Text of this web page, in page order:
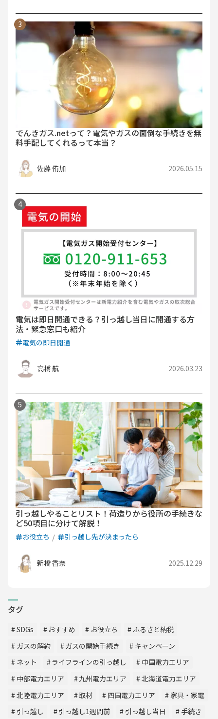
でんきガス.netって？電気やガスの面倒な手続きを無
料手配してくれるって本当？
佐藤 侑加 2026.05.15
電気は即日開通できる？引っ越し当日に開通する方
法・緊急窓口も紹介
電気の即日開通
高橋 航 2026.03.23
引っ越しやることリスト！荷造りから役所の手続きな
ど50項目に分けて解説！
お役立ち 引っ越し先が決まったら
新橋 香奈 2025.12.29
タグ
SDGs おすすめ お役立ち
ふるさと納税
ガスの解約
ガスの開始手続き
キャンペーン
ネット
ライフラインの引っ越し
中国電力エリア
中部電力エリア
九州電力エリア
北海道電力エリア
北陸電力エリア
取材 四国電力エリア
家具・家電
引っ越し
引っ越し1週間前 引っ越し当日
手続き